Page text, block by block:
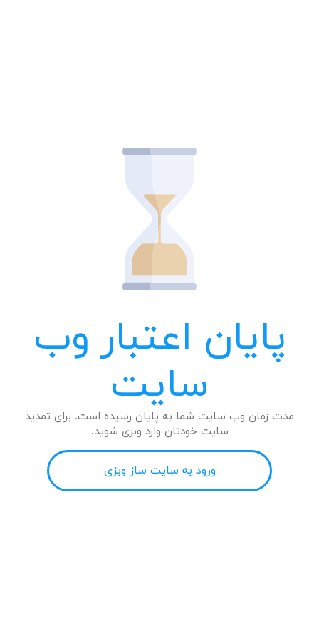
پایان اعتبار وب
سایت
مدت زمان وب سایت شما به پایان رسیده است. برای تمدید
سایت خودتان وارد وبزی شوید.
ورود به سایت ساز وبزی